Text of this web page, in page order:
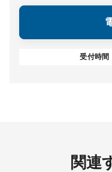
受付時間
関連